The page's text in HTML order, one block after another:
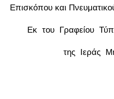
Επισκόπου και
Εκ του Γραφείου
της Ιεράς